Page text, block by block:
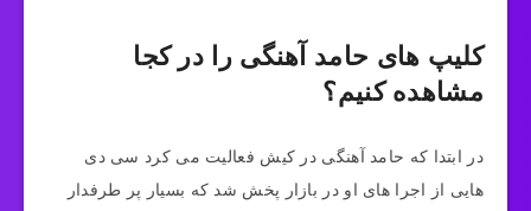
کلیپ های حامد آهنگی را در کجا
مشاهده کنیم؟
در ابتدا که حامد آهنگی در کیش فعالیت می کرد سی دی
هایی از اجرا های او در بازار پخش شد که بسیار پر طرفدار